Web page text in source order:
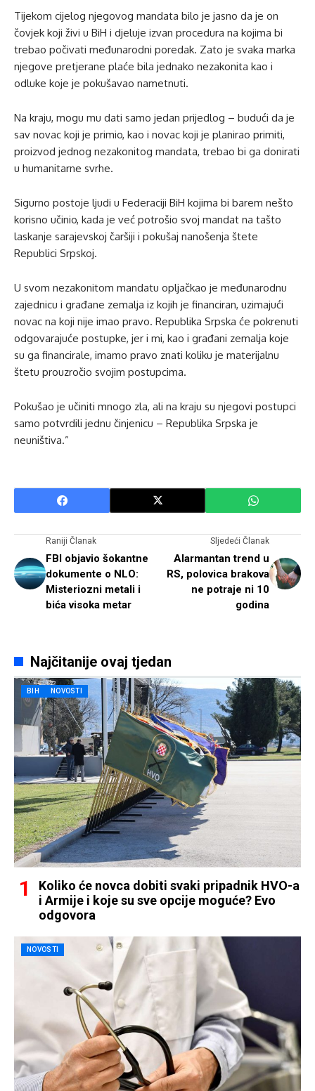
Tijekom cijelog njegovog mandata bilo je jasno da je on
čovjek koji živi u BiH i djeluje izvan procedura na kojima bi
trebao počivati ​​međunarodni poredak. Zato je svaka marka
njegove pretjerane plaće bila jednako nezakonita kao i
odluke koje je pokušavao nametnuti.
Na kraju, mogu mu dati samo jedan prijedlog – budući da je
sav novac koji je primio, kao i novac koji je planirao primiti,
proizvod jednog nezakonitog mandata, trebao bi ga donirati
u humanitarne svrhe.
Sigurno postoje ljudi u Federaciji BiH kojima bi barem nešto
korisno učinio, kada je već potrošio svoj mandat na tašto
laskanje sarajevskoj čaršiji i pokušaj nanošenja štete
Republici Srpskoj.
U svom nezakonitom mandatu opljačkao je međunarodnu
zajednicu i građane zemalja iz kojih je financiran, uzimajući
novac na koji nije imao pravo. Republika Srpska će pokrenuti
odgovarajuće postupke, jer i mi, kao i građani zemalja koje
su ga financirale, imamo pravo znati koliku je materijalnu
štetu prouzročio svojim postupcima.
Pokušao je učiniti mnogo zla, ali na kraju su njegovi postupci
samo potvrdili jednu činjenicu – Republika Srpska je
neuništiva.”
Raniji Članak
FBI objavio šokantne
dokumente o NLO:
Misteriozni metali i
bića visoka metar
Sljedeći Članak
Alarmantan trend u
RS, polovica brakova
ne potraje ni 10
godina
Najčitanije ovaj tjedan
BIH NOVOSTI
Koliko će novca dobiti svaki pripadnik HVO-a
i Armije i koje su sve opcije moguće? Evo
odgovora
NOVOSTI